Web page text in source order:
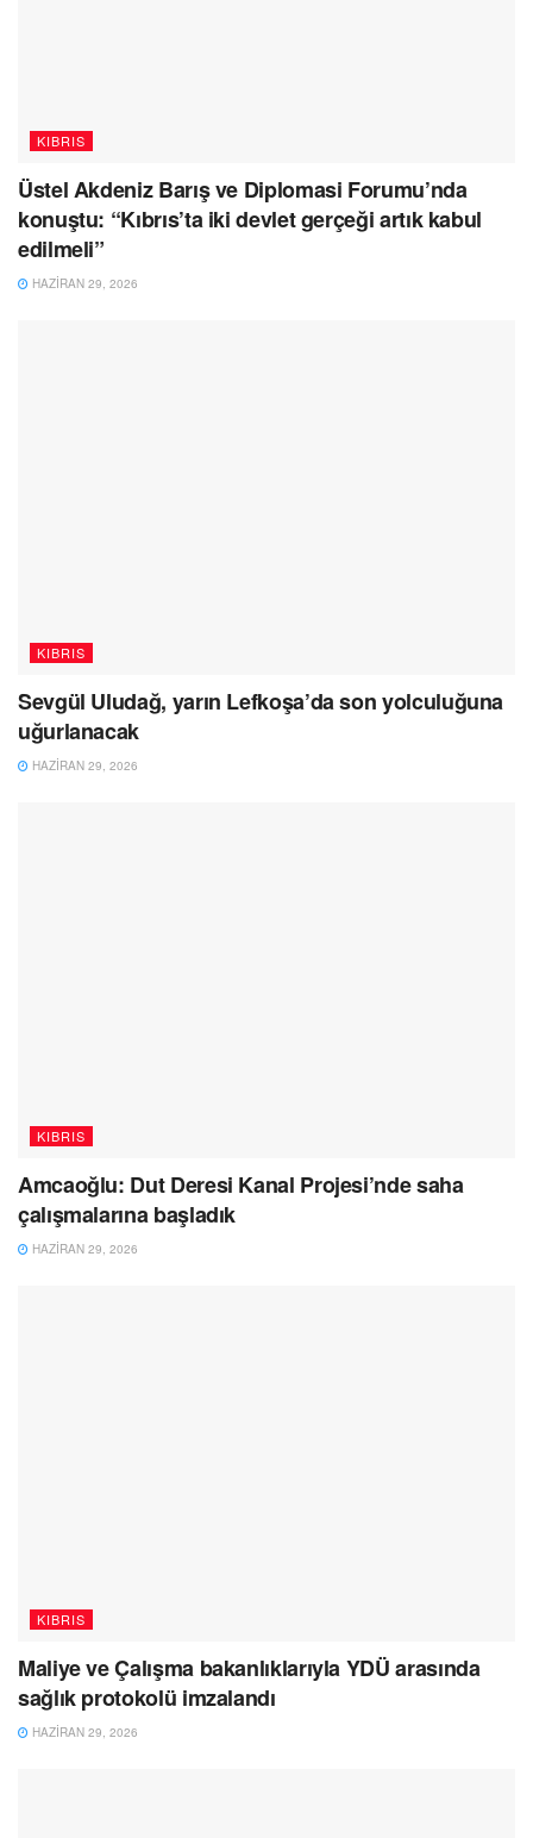
KIBRIS
Üstel Akdeniz Barış ve Diplomasi Forumu’nda
konuştu: “Kıbrıs’ta iki devlet gerçeği artık kabul
edilmeli”
HAZIRAN 29, 2026
KIBRIS
Sevgül Uludağ, yarın Lefkoşa’da son yolculuğuna
uğurlanacak
HAZIRAN 29, 2026
KIBRIS
Amcaoğlu: Dut Deresi Kanal Projesi’nde saha
çalışmalarına başladık
HAZIRAN 29, 2026
KIBRIS
Maliye ve Çalışma bakanlıklarıyla YDÜ arasında
sağlık protokolü imzalandı
HAZIRAN 29, 2026